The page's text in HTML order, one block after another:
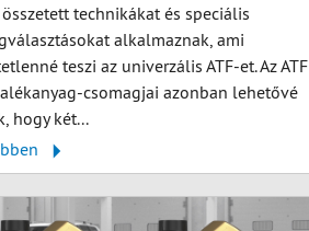
technikákat és speciális
alkalmaznak, ami
teszi az univerzális ATF-et. Az ATF
csomagjai azonban lehetővé
hogy két...